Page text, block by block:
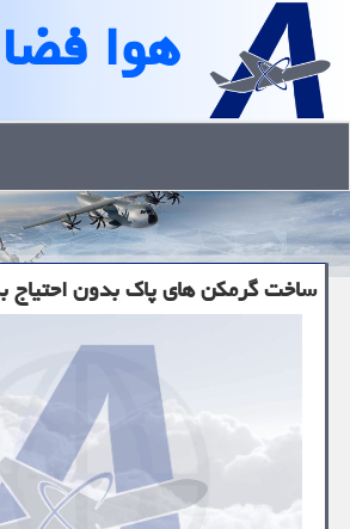
هوا فضا
ساخت گرمكن های پاك بدون احتیاج